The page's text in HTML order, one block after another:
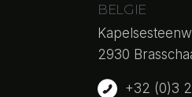
BELGIE
2930
+32 (0)3